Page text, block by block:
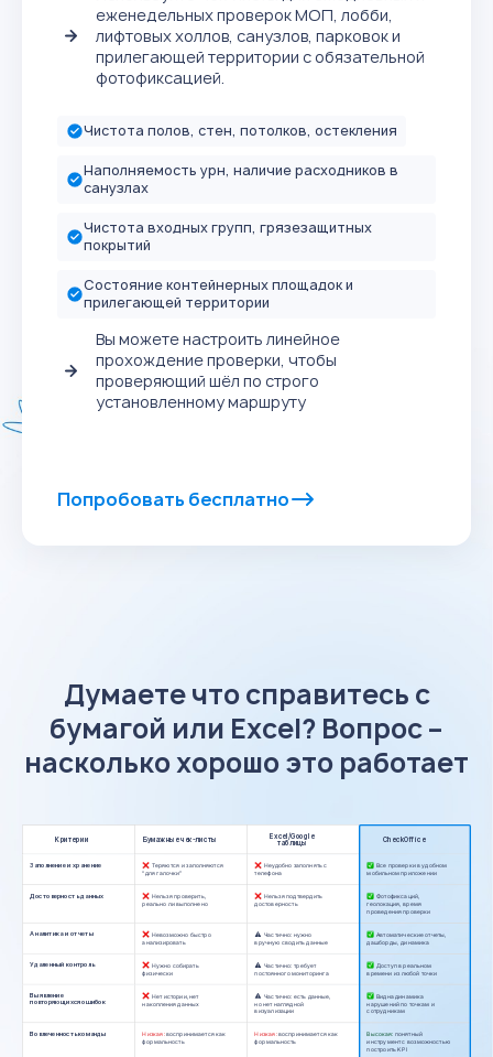
еженедельных проверок МОП, лобби,
лифтовых холлов, санузлов, парковок и
прилегающей территории с обязательной
фотофиксацией.
Чистота полов, стен, потолков, остекления
Наполняемость урн, наличие расходников в
санузлах
Чистота входных групп, грязезащитных
покрытий
Состояние контейнерных площадок и
прилегающей территории
Вы можете настроить линейное
прохождение проверки, чтобы
проверяющий шёл по строго
установленному маршруту
Попробовать бесплатно
Думаете что справитесь с
бумагой или Excel? Вопрос –
насколько хорошо это работает
Критерии Бумажные чек-листы
Excel/Google
таблицы
CheckOffice
Заполнение и хранение Теряются и заполняются
“для галочки”
Неудобно заполнять с
телефона
Все проверки в удобном
мобильном приложении
Достоверность данных Нельзя проверить,
реально ли выполнено
Нельзя подтвердить
достоверность
Фотофиксаций,
геолокация, время
проведения проверки
Аналитика и отчеты Невозможно быстро
анализировать
Частично: нужно
вручную сводить данные
Автоматические отчеты,
дашборды, динамика
Удаленный контроль Нужно собирать
физически
Частично: требует
постоянного мониторинга
Доступ в реальном
времени из любой точки
Выявление
повторяющихся ошибок
Нет истории, нет
накопления данных
Частично: есть данные,
но нет наглядной
визуализации
Видна динамика
нарушений по точкам и
сотрудникам
Вовлеченность команды Низкая:воспринимается как
формальность
Низкая:воспринимается как
формальность
Высокая: понятный
инструмент с возможностью
построить KPI